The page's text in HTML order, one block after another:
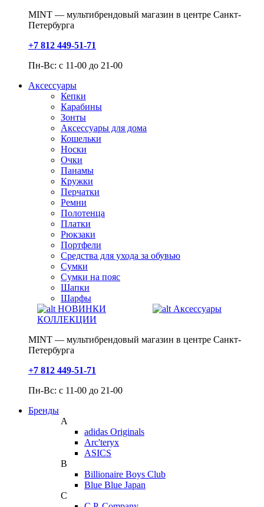
MINT — мультибрендовый магазин в центре Санкт-
Петербурга
+7 812 449-51-71
Пн-Вс: с 11-00 до 21-00
Аксессуары
Кепки
Карабины
Зонты
Аксессуары для дома
Кошельки
Носки
Очки
Панамы
Кружки
Перчатки
Ремни
Полотенца
Платки
Рюкзаки
Портфели
Средства для ухода за обувью
Сумки
Сумки на пояс
Шапки
Шарфы
НОВИНКИ
КОЛЛЕКЦИИ
Аксессуары
MINT — мультибрендовый магазин в центре Санкт-
Петербурга
+7 812 449-51-71
Пн-Вс: с 11-00 до 21-00
Бренды
A
adidas Originals
Arc'teryx
ASICS
B
Billionaire Boys Club
Blue Blue Japan
C